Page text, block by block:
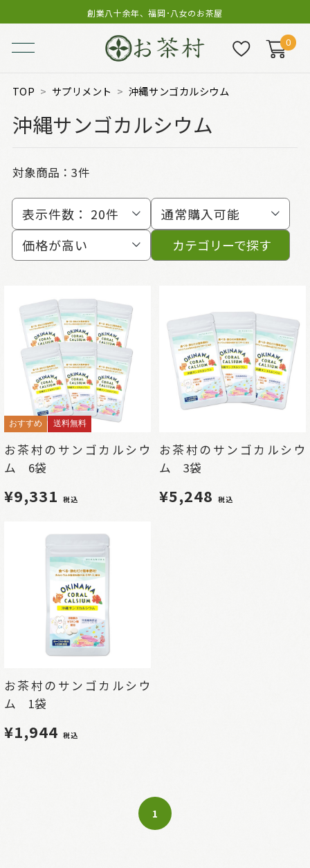
創業八十余年、福岡･八女のお茶屋
0
TOP サプリメント 沖縄サンゴカルシウム
沖縄サンゴカルシウム
対象商品： 3件
表示件数： 20件
通常購入可能
価格が高い
カテゴリーで探す
おすすめ 送料無料
お茶村のサンゴカルシウ
ム 6袋
¥9,331 税込
お茶村のサンゴカルシウ
ム 3袋
¥5,248 税込
お茶村のサンゴカルシウ
ム 1袋
¥1,944 税込
1